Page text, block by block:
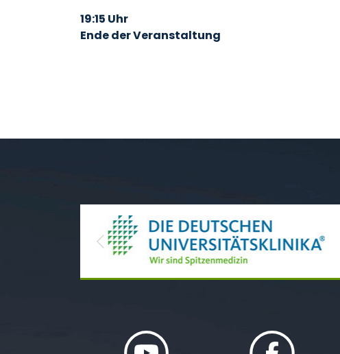
19:15 Uhr
Ende der Veranstaltung
Previous